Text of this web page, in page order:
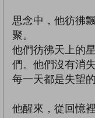
思念中，他彷彿
聚。
他們彷彿天上的
們。他們沒有消
每一天都是失望
他醒來，從回憶